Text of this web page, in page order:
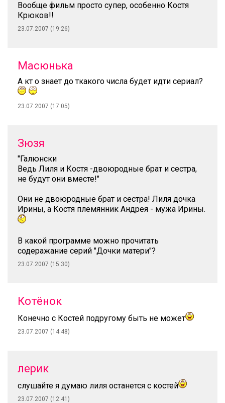
Вообще фильм просто супер, особенно Костя
Крюков!!
23.07.2007 (19:26)
Масюнька
А кт о знает до ткакого числа будет идти сериал?
23.07.2007 (17:05)
Зюзя
"Галюнски
Ведь Лиля и Костя -двоюродные брат и сестра,
не будут они вместе!"
Они не двоюродные брат и сестра! Лиля дочка
Ирины, а Костя племянник Андрея - мужа Ирины.
В какой программе можно прочитать
содеражание серий "Дочки матери"?
23.07.2007 (15:30)
Котёнок
Конечно с Костей подругому быть не может
23.07.2007 (14:48)
лерик
слушайте я думаю лиля останется с костей
23.07.2007 (12:41)